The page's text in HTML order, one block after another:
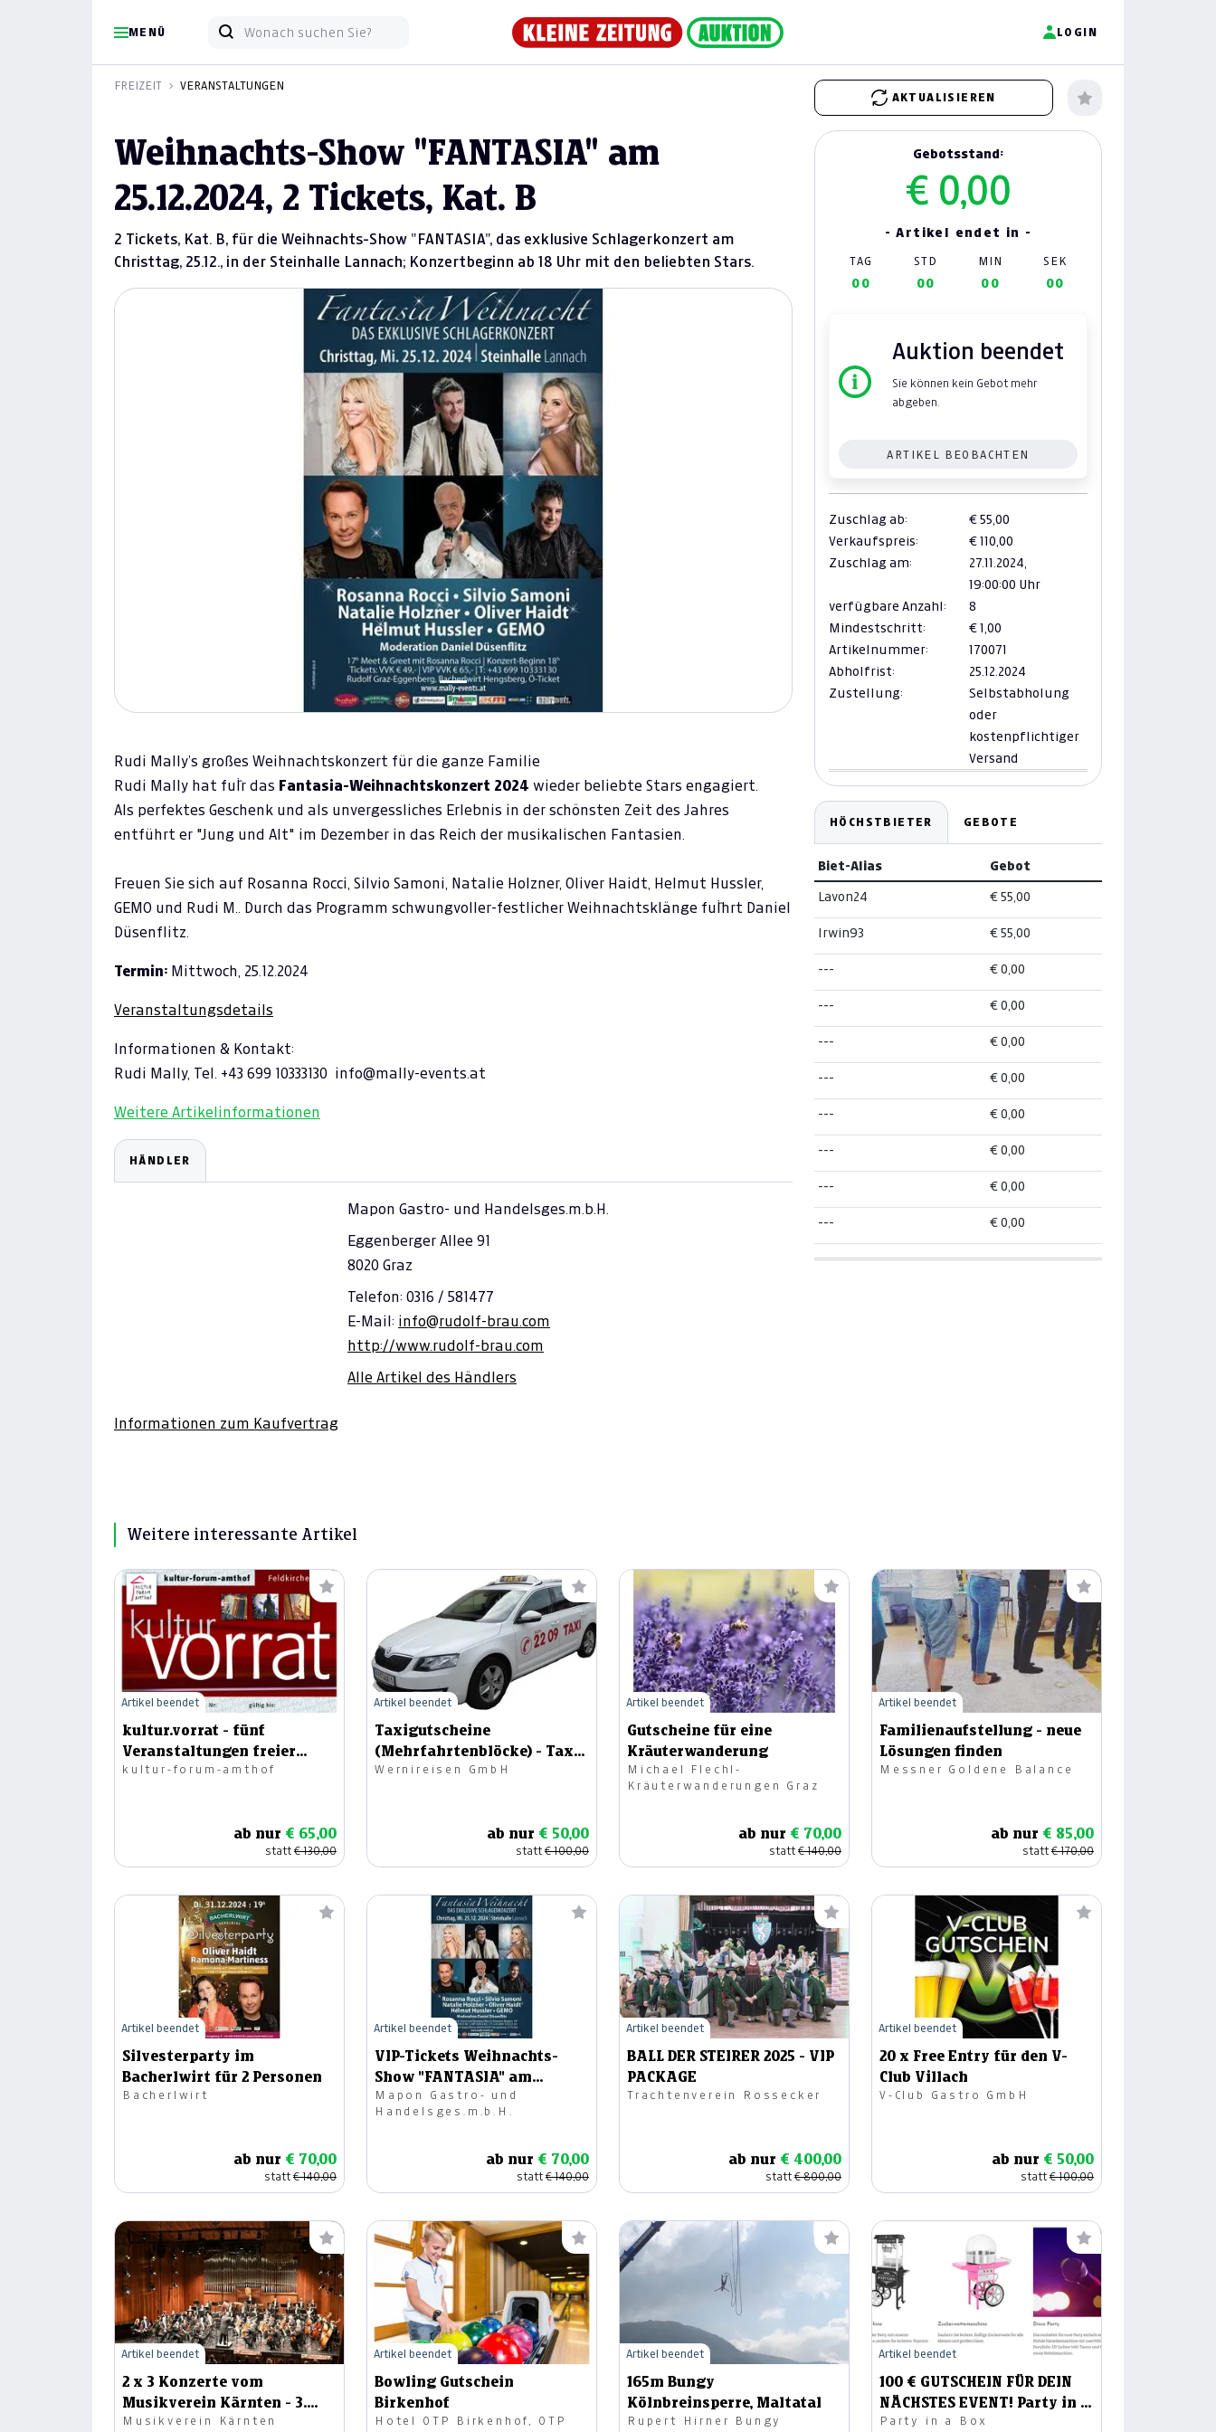
MENÜ LOGIN
FREIZEIT
VERANSTALTUNGEN
AKTUALISIEREN
Weihnachts-Show "FANTASIA" am
25.12.2024, 2 Tickets, Kat. B
2 Tickets, Kat. B, für die Weihnachts-Show "FANTASIA", das exklusive Schlagerkonzert am
Christtag, 25.12., in der Steinhalle Lannach; Konzertbeginn ab 18 Uhr mit den beliebten Stars.
Rudi Mally’s großes Weihnachtskonzert für die ganze Familie
Rudi Mally hat fuÌˆr das Fantasia-Weihnachtskonzert 2024 wieder beliebte Stars engagiert.
Als perfektes Geschenk und als unvergessliches Erlebnis in der schönsten Zeit des Jahres
entführt er "Jung und Alt" im Dezember in das Reich der musikalischen Fantasien.
Freuen Sie sich auf Rosanna Rocci, Silvio Samoni, Natalie Holzner, Oliver Haidt, Helmut Hussler,
GEMO und Rudi M.. Durch das Programm schwungvoller-festlicher Weihnachtsklänge fuÌˆhrt Daniel
Düsenflitz.
Termin: Mittwoch, 25.12.2024
Veranstaltungsdetails
Informationen & Kontakt:
Rudi Mally, Tel. +43 699 10333130 info@mally-events.at
Weitere Artikelinformationen
HÄNDLER
Mapon Gastro- und Handelsges.m.b.H.
Eggenberger Allee 91
8020 Graz
Telefon: 0316 / 581477
E-Mail: info@rudolf-brau.com
http://www.rudolf-brau.com
Alle Artikel des Händlers
Informationen zum Kaufvertrag
Gebotsstand:
€ 0,00
- Artikel endet in -
TAG STD MIN SEK
00 00 00 00
Auktion beendet
Sie können kein Gebot mehr
abgeben.
ARTIKEL BEOBACHTEN
Zuschlag ab:
€ 55,00
Verkaufspreis:
€ 110,00
Zuschlag am:
27.11.2024,
19:00:00 Uhr
verfügbare Anzahl:
8
Mindestschritt:
€ 1,00
Artikelnummer:
170071
Abholfrist:
25.12.2024
Zustellung:
Selbstabholung
oder
kostenpflichtiger
Versand
HÖCHSTBIETER GEBOTE
Biet-Alias Gebot
Lavon24 € 55,00
Irwin93 € 55,00
--- € 0,00
--- € 0,00
--- € 0,00
--- € 0,00
--- € 0,00
--- € 0,00
--- € 0,00
--- € 0,00
Weitere interessante Artikel
kultur.vorrat - fünf
Veranstaltungen freier
Wahl
kultur-forum-amthof
ab nur € 65,00
statt€ 130,00
Artikel beendet
Taxigutscheine
(Mehrfahrtenblöcke) - Taxi
04276/2209 Feldkirchen
Wernireisen GmbH
ab nur € 50,00
statt€ 100,00
Artikel beendet
Gutscheine für eine
Kräuterwanderung
Michael Flechl-
Kräuterwanderungen Graz
ab nur € 70,00
statt€ 140,00
Artikel beendet
Familienaufstellung - neue
Lösungen finden
Messner Goldene Balance
ab nur € 85,00
statt€ 170,00
Artikel beendet
Silvesterparty im
Bacherlwirt für 2 Personen
Bacherlwirt
ab nur € 70,00
statt€ 140,00
Artikel beendet
VIP-Tickets Weihnachts-
Show "FANTASIA" am
25.12.2024, Kat. A
Mapon Gastro- und
Handelsges.m.b.H.
ab nur € 70,00
statt€ 140,00
Artikel beendet
BALL DER STEIRER 2025 - VIP
PACKAGE
Trachtenverein Rossecker
ab nur € 400,00
statt€ 800,00
Artikel beendet
20 x Free Entry für den V-
Club Villach
V-Club Gastro GmbH
ab nur € 50,00
statt€ 100,00
Artikel beendet
2 x 3 Konzerte vom
Musikverein Kärnten - 3.
Kategorie
Musikverein Kärnten
Artikel beendet
Bowling Gutschein
Birkenhof
Hotel OTP Birkenhof, OTP
Artikel beendet
165m Bungy
Kölnbreinsperre, Maltatal
Rupert Hirner Bungy
Artikel beendet
100 € GUTSCHEIN FÜR DEIN
NÄCHSTES EVENT! Party in a
Box!
Party in a Box
Artikel beendet